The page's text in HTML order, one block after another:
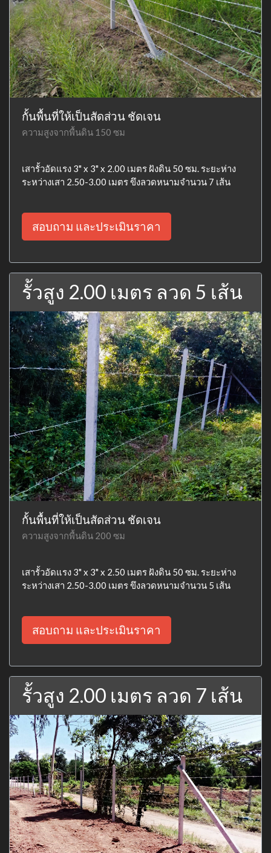
กั้นพื้นที่ให้เป็นสัดส่วน ชัดเจน
ความสูงจากพื้นดิน 150 ซม
เสารั้วอัดแรง 3" x 3" x 2.00 เมตร ฝังดิน 50 ซม. ระยะห่าง
ระหว่างเสา 2.50-3.00 เมตร ขึงลวดหนามจำนวน 7 เส้น
สอบถาม และประเมินราคา
รั้วสูง 2.00 เมตร ลวด 5 เส้น
กั้นพื้นที่ให้เป็นสัดส่วน ชัดเจน
ความสูงจากพื้นดิน 200 ซม
เสารั้วอัดแรง 3" x 3" x 2.50 เมตร ฝังดิน 50 ซม. ระยะห่าง
ระหว่างเสา 2.50-3.00 เมตร ขึงลวดหนามจำนวน 5 เส้น
สอบถาม และประเมินราคา
รั้วสูง 2.00 เมตร ลวด 7 เส้น